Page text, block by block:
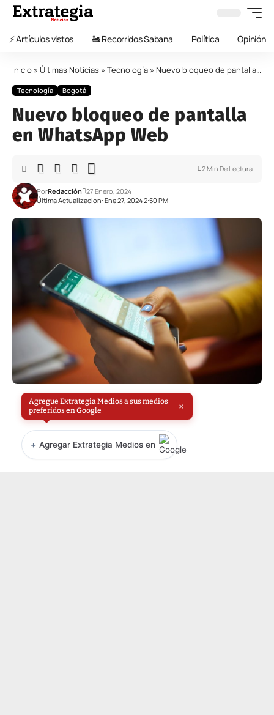
⚡️ Artículos vistos 🚂 Recorridos Sabana Política Opinión
Inicio » Últimas Noticias » Tecnología » Nuevo bloqueo de pantalla en WhatsApp Web
Tecnología Bogotá
Nuevo bloqueo de pantalla
en WhatsApp Web
Última Actualización: Ene 27, 2024 2:50 PM
PorRedacción 27 Enero, 2024
2 Min De Lectura
Agregue Extrategia Medios a sus medios
preferidos en Google
×
+ Agregar Extrategia Medios en